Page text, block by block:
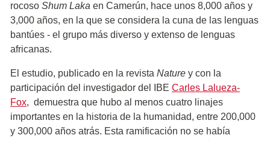
rocoso Shum Laka en Camerún, hace unos 8,000 años y
3,000 años, en la que se considera la cuna de las lenguas
bantúes - el grupo más diverso y extenso de lenguas
africanas.
El estudio, publicado en la revista Nature y con la
participación del investigador del IBE Carles Lalueza-
Fox, demuestra que hubo al menos cuatro linajes
importantes en la historia de la humanidad, entre 200,000
y 300,000 años atrás. Esta ramificación no se había